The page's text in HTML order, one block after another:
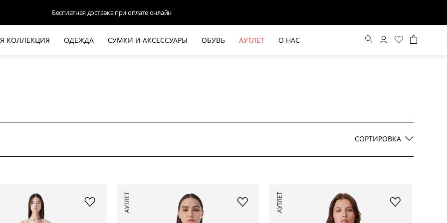
Доступна оплата Яндекс.Сплит и Долями
КОЛЛЕКЦИЯ ОДЕЖДА
ДЛЯ НЕГО
КРОЯ HAYDA
HIDA
СУМКИ И АКСЕССУАРЫ ОБУВЬ АУТЛЕТ О НАС
СОРТИРОВКА
Цена по убыванию
АУТЛЕТ АУТЛЕТ